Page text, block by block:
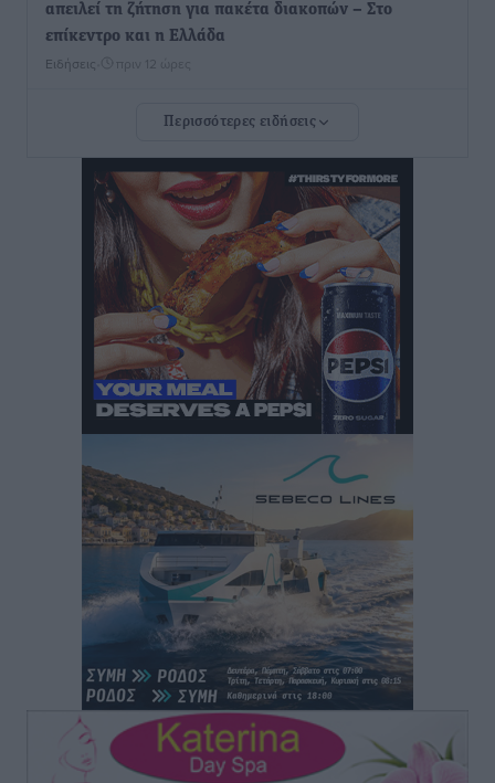
απειλεί τη ζήτηση για πακέτα διακοπών – Στο
επίκεντρο και η Ελλάδα
Ειδήσεις πριν 12 ώρες
Νέο ξενοδοχείο στη Ρόδο για την H Hotels –
στην Κω
Τοπικές Ειδήσεις πριν 12 ώρες
Αυτοκίνητο μπήκε παράνομα σε μονόδρομο στο
Μαστιχάρι – Αναποδογύρισε όχημα με μητέρα και
5χρονο παιδί
Τοπικές Ειδήσεις• πριν 12 ώρες
“Η Ευρώπη αντιμετώπιζε το προσφυγικό σαν ταινία
τρόμου” – Η συγκλονιστική μαρτυρία της Χαρούλας
Γιασιράνη στον RV για τα γεγονότα που οδήγησαν στο
Σύμφωνο της Λέρου
Τοπικές Ειδήσεις• πριν 12 ώρες
Συναυλία με τον Γιάννη Κότσιρα στις 21 Αυγούστου
Πολιτιστικά• πριν 12 ώρες
Έκτακτη συνεδρίαση της Δημοτικής Επιτροπής Ρόδου
αύριο Παρασκευή 7 Αυγούστου
Τοπικές Ειδήσεις• πριν 12 ώρες
ΑΕΡΑ: Δεν σταματάει να ενισχύεται, νέο απόκτημα ο
Περισσότερες ειδήσεις